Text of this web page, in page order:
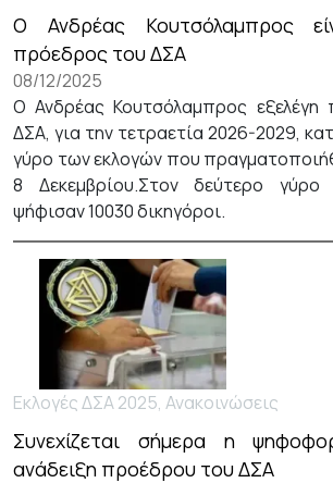
Ο Ανδρέας Κουτσόλαμπρος
πρόεδρος του ΔΣΑ
08/12/2025
Ο Ανδρέας Κουτσόλαμπρος εξελέγη
ΔΣΑ, για την τετραετία 2026-2029,
γύρο των εκλογών που
8 Δεκεμβρίου.Στον δεύτερο
ψήφισαν 10030 δικηγόροι.
Εκλογές ΔΣΑ 2025, Ανακοινώσεις
Συνεχίζεται σήμερα η
ανάδειξη προέδρου του ΔΣΑ